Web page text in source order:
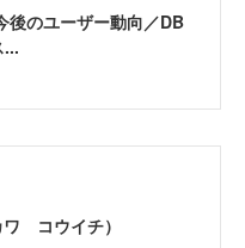
後のユーザー動向／DB
コウイチ）